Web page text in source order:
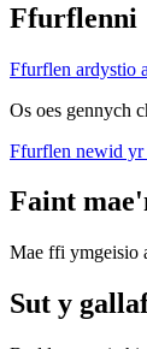
Ffurflenni
Ffurflen ardystio
Os oes gennych
Ffurflen newid yr
Faint
Mae ffi ymgeisio
Sut y